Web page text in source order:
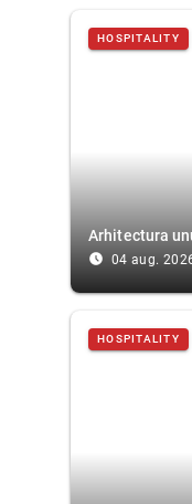
HOSPITALITY
Arhitectura
access_time_filled 04 aug.
HOSPITALITY